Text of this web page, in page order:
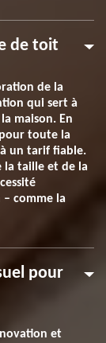
de toit
de la
qui sert à
maison. En
toute la
un tarif fiable.
la taille et de la
comme la
pour
et